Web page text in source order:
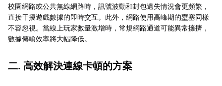
校園網路或公共無線網路時，訊號波動和封包遺失情況會更頻繁，
直接干擾遊戲數據的即時交互。此外，網路使用高峰期的壅塞同樣
不容忽視。當線上玩家數量激增時，常規網路通道可能異常擁擠，
數據傳輸效率將大幅降低。
二. 高效解決連線卡頓的方案